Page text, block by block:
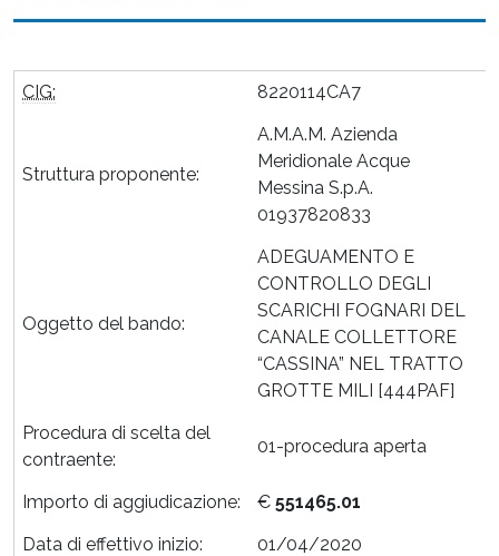
CIG: 8220114CA7
Struttura proponente:
A.M.A.M. Azienda
Meridionale Acque
Messina S.p.A.
01937820833
Oggetto del bando:
ADEGUAMENTO E
CONTROLLO DEGLI
SCARICHI FOGNARI DEL
CANALE COLLETTORE
“CASSINA” NEL TRATTO
GROTTE MILI [444PAF]
Procedura di scelta del
contraente:
01-procedura aperta
Importo di aggiudicazione: € 551465.01
Data di effettivo inizio:
01/04/2020